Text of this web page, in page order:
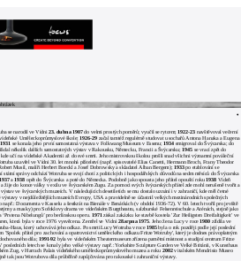
se narodil ve Vídni23. dubna 1907do velmi prostých poměrů; vyučil se rytcem;1922-23 navštěvoval večerní
Uměleckoprůmyslové škole;1926-29 začal tamtéž regulérně studovat u sochařů Antona Hanaka a Eugena
1931 se konala jeho první samostatná výstava v Folkwang Museum v Essenu;1934 emigroval do Švýcarska; do
několik dalších samostatných výstav v Rakousku, Německu, Francii a Švýcarsku;1945 se vrací zpět do
kde učí na vídeňské Akademii až do své smrti. Jeho mistrovskou školou prošli snad všichni významní pováleční
uzavřel ve Vídni 30. let mnohá přátelství (např. spisovatelé Elias Canetti, Hermann Broch, Frany Theodor
Musil, malíři Herbert Boeckl a Josef Dobrowsky a skladatel Alban Bergem); 1933po etablování se
státní správy odchází Wotruba se svojí chotí z politických i hospodářských důvodů na sedm měsíců do Švýcarska
1937a1938 opět do Švýcarska a poté do Německa. Podobně jako spousta jeho přátel opouští roku1938 Vídeň
žije do konce války v exilu ve švýcarském Zugu. Za pomoci svých švýcarských přátel zde mohl nerušeně tvořit a
výstav ve švýcarských muzeích. V následujících desetiletích se mu dostalo uznání i v zahraničí, kde měl četné
výstavy v nejdůležitějších muzeích Evropy, USA a pravidelně se účastnil velkých mezinárodních společných
např.: Documenta v Kasselu a šestkrát na Bienále v Benátkách (v období 1936-72). V 60. letech tvořil pro jeviště
a masky) pro Sofoklovy drama ve vídeňském Burgtheatru, salzburské Felsenreischule a Aténách, stejně jako
‘Prstena Nibelungů’ pro berlínskou operu. 1971 získal zakázku ke stavbě kostela 'Zur Heiligsten Dreifaltigkeit' ve
která byla v roce 1976 vysvěcena. Zemřel ve Vídni 28.srpna 1975 . Jeho žena Lucy v roce1980 zřídila ve
Haus, který uchovává jeho odkaz. Po smrti Lucy Wotruba v roce1985byla o rok později podle její poslední
'Spolek přátel pro zachování a opatrovnictví uměleckého odkazu Fritze Wotruby', který je dodnes právoplatným
díla; 1991-92 byla ve vídeňském Theatermuseum zřízena pamětní místnost a studijní centrum Fritze
posledních letech se konaly jeho velké výstavy např.: Yorkshire Sculpture Garden ve Velké Británii, v Kunsthaus
Zug, v Harrach Palais vídeňského uměleckoprůmyslového muzea a roku 2002v italském Mendrisio Museo
tak jsou Wotrubova díla průběžně zapůjčována pro rakouské i zahraniční výstavy.